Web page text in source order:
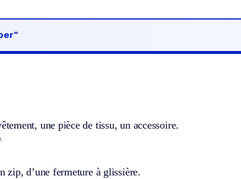
une pièce de tissu, un accessoire.
zip, d’une fermeture à glissière.